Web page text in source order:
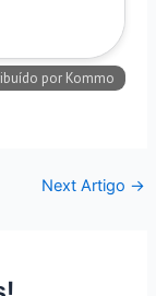
Next Artigo →